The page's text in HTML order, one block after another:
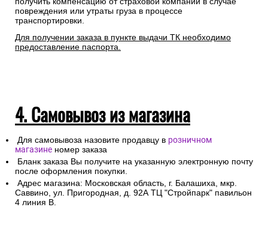
повреждения или утраты груза в процессе
транспортировки.
Для получении заказа в пункте выдачи ТК необходимо
предоставление паспорта.
4. Самовывоз из магазина
Для самовывоза назовите продавцу в розничном
магазине номер заказа
Бланк заказа Вы получите на указанную электронную почту
после оформления покупки.
Адрес магазина: Московская область, г. Балашиха, мкр.
Саввино, ул. Пригородная, д. 92А ТЦ "Стройпарк" павильон
4 линия В.